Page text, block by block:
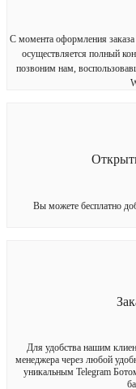
С момента оформления
осуществляется полный
позвоним нам,
Вы можете бесплатно
Для удобства нашим
менеджера через любой
уникальным Telegram